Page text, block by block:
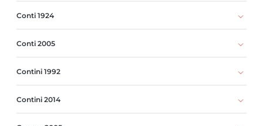
Conti 1924
Conti 2005
Contini 1992
Contini 2014